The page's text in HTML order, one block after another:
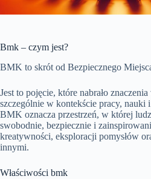
Bmk – czym jest?
BMK to skrót od Bezpiecznego
Jest to pojęcie, które nabrało
szczególnie w kontekście pracy, nauki
BMK oznacza przestrzeń, w której
swobodnie, bezpiecznie i
kreatywności, eksploracji pomysłów
innymi.
Właściwości bmk